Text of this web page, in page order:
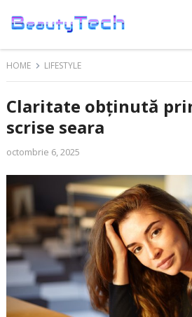
HOME LIFESTYLE
Claritate obținută
scrise seara
octombrie 6, 2025